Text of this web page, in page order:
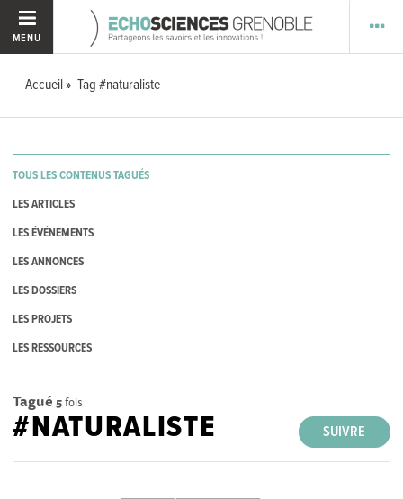
MENU
Accueil Tag #naturaliste
TOUS LES CONTENUS TAGUÉS
LES ARTICLES
LES ÉVÉNEMENTS
LES ANNONCES
LES DOSSIERS
LES PROJETS
LES RESSOURCES
Tagué 5fois
SUIVRE
#NATURALISTE